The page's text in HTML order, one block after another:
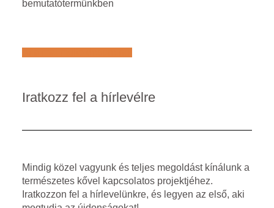
bemutatótermünkben
Iratkozz fel a hírlevélre
Mindig közel vagyunk és teljes megoldást kínálunk a
természetes kővel kapcsolatos projektjéhez.
Iratkozzon fel a hírlevelünkre, és legyen az első, aki